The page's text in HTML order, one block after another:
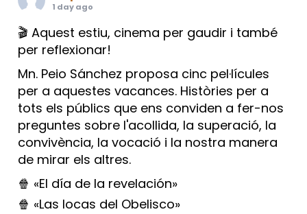
1 day ago
🎬 Aquest estiu, cinema per gaudir i també
per reflexionar!
Mn. Peio Sánchez proposa cinc pel·lícules
per a aquestes vacances. Històries per a
tots els públics que ens conviden a fer-nos
preguntes sobre l'acollida, la superació, la
convivència, la vocació i la nostra manera
de mirar els altres.
🍿 «El día de la revelación»
🍿 «Las locas del Obelisco»